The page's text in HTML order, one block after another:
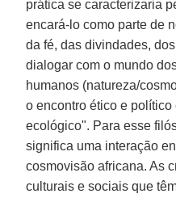
prática se caracterizaria
encará-lo como parte de
da fé, das divindades,
dialogar com o mundo
humanos (natureza/
o encontro ético e
ecológico". Para esse
significa uma interação
cosmovisão africana. As
culturais e sociais que